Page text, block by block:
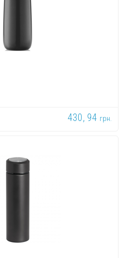
430, 94 грн.